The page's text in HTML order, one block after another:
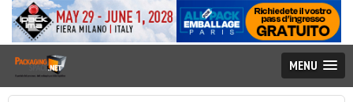
MENU